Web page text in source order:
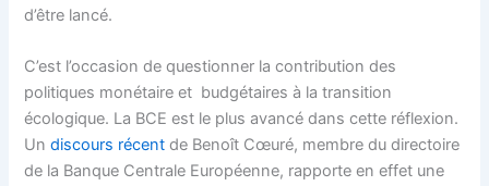
d’être lancé.
C’est l’occasion de questionner la contribution des
politiques monétaire et budgétaires à la transition
écologique. La BCE est le plus avancé dans cette réflexion.
Undiscours récent de Benoît Cœuré, membre du directoire
de la Banque Centrale Européenne, rapporte en effet une